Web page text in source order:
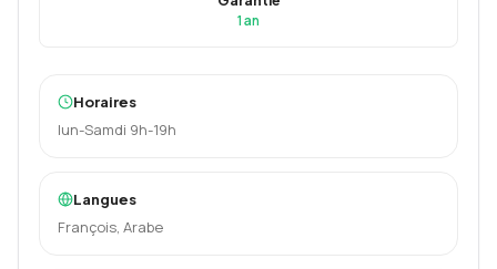
1 an
Horaires
lun-Samdi 9h-19h
Langues
François, Arabe